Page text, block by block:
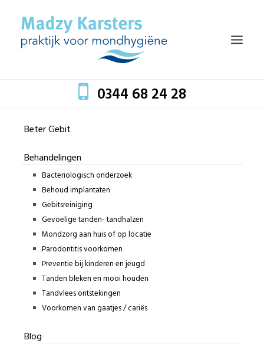
0344 68 24 28
HOME
TEAM
BEHANDELINGEN
MONDZORG EN GEZONDHEID
TARIEVEN
CONTACT
Sitemap
Beter Gebit
Behandelingen
Bacteriologisch onderzoek
Behoud implantaten
Gebitsreiniging
Gevoelige tanden- tandhalzen
Mondzorg aan huis of op locatie
Parodontitis voorkomen
Preventie bij kinderen en jeugd
Tanden bleken en mooi houden
Tandvlees ontstekingen
Voorkomen van gaatjes / cariës
Blog